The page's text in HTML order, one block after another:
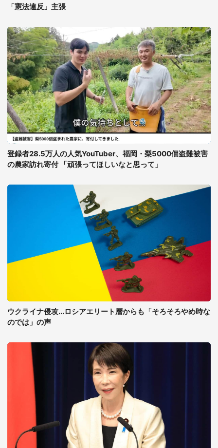
「憲法違反」主張
登録者28.5万人の人気YouTuber、福岡・梨5000個盗難被害
の農家訪れ寄付 「頑張ってほしいなと思って」
ウクライナ侵攻...ロシアエリート層からも「そろそろやめ時な
のでは」の声